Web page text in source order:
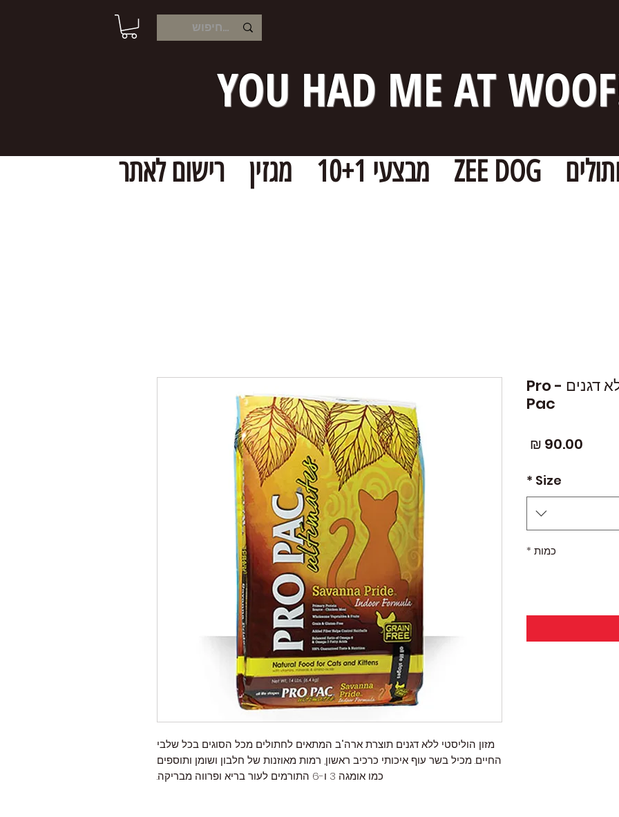
YOU HAD ME AT
ZEE DOG מבצעי 10+1 מגזין רישום לאתר
מזון הוליסטי ללא דגנים תוצרת ארה"ב המתאים לחתולים מכל הסוגים בכל שלבי
החיים. מכיל בשר עוף איכותי כרכיב ראשון, רמות מאוזנות של חלבון ושומן ותוספים
כמו אומגה 3 ו-6 התורמים לעור בריא ופרווה מבריקה.
פרו פק אולטימייט עוף ללא דגנים - Pro
Pac
Size
*
כמות *